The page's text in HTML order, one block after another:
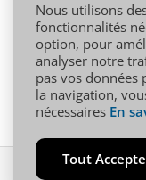
État
Ouvrir
Nous utilisons
fonctionnalités
option, pour
analyser notre
pas vos données
la navigation,
nécessaires En
Tout